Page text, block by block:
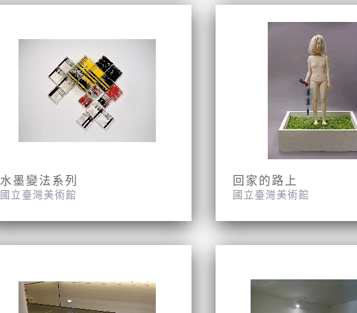
水墨變法系列
國立臺灣美術館
回家的路上
國立臺灣美術館